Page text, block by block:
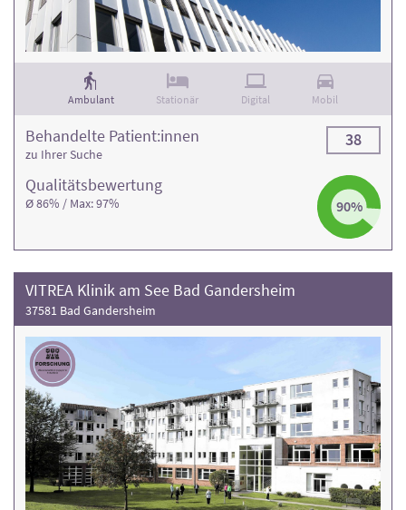
Ambulant Stationär Digital Mobil
Qualitäts­bewertung
Ø 86% / Max: 97% 90%
Behandelte Patient:innen
zu Ihrer Suche
38
VITREA Klinik am See Bad Gandersheim
37581 Bad Gandersheim